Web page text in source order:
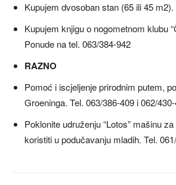
Kupujem dvosoban stan (65 ili 45
Kupujem knjigu o nogometnom klubu
Ponude na tel. 063/384-942
RAZNO
Pomoć i iscjeljenje prirodnim putem,
Groeninga. Tel. 063/386-409 i 062/
Poklonite udruženju “Lotos” mašinu
koristiti u podučavanju mladih. Tel.